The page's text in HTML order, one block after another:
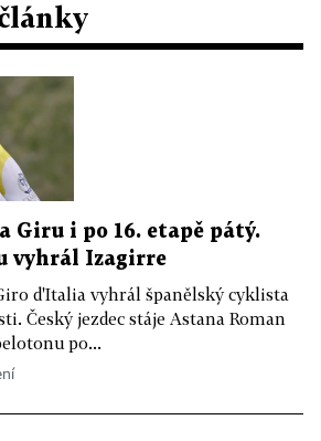
Giru i po 16. etapě pátý.
vyhrál Izagirre
d'Italia vyhrál španělský cyklista
Český jezdec stáje Astana Roman
po...